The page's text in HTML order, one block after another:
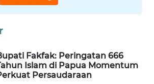
Fakfak: Peringatan 666
Islam di Papua Momentum
Persaudaraan